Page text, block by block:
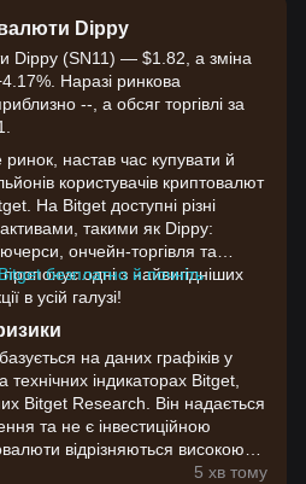
Dippy
Dippy (SN11) — $1.82, а зміна
Наразі ринкова
--, а обсяг торгівлі за
настав час купувати й
користувачів криптовалют
На Bitget доступні різні
такими як Dippy:
ончейн-торгівля та
пропонує одні з найвигідніших
в усій галузі!
безплатно й почніть
на даних графіків у
індикаторах Bitget,
Bitget Research. Він надається
та не є інвестиційною
відрізняються високою
інвестиційні рішення,
5 хв тому